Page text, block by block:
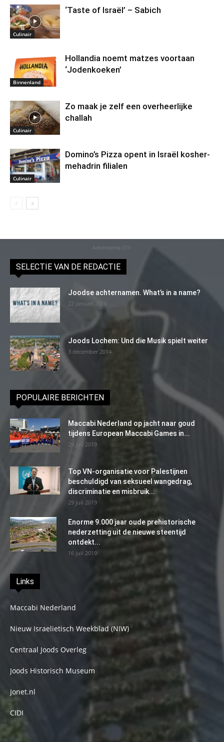
Culinair
‘Taste of Israël’ – Sabich
Binnenland
Hollandia noemt matzes voortaan
‘Jodenkoeken’
Culinair
Zo maak je zelf een overheerlijke
challah
Culinair
Domino’s Pizza opent in Israël kosher-
mehadrin filialen
Advertentie (11)
SELECTIE VAN DE REDACTIE
Joodse achternamen. What’s in a name?
22 januari 2016
Joods Lochem: Und die Musik spielt weiter
3 december 2014
POPULAIRE BERICHTEN
Maccabi Nederland op jacht naar goud
tijdens European Maccabi Games in...
29 juli 2019
Top VN-organisatie voor Palestijnen
beschuldigd van seksueel wangedrag,
discriminatie en misbruik...
29 juli 2019
Enorme 9.000 jaar oude prehistorische
nederzetting uit de nieuwe steentijd
ontdekt...
16 juli 2019
Links
Maccabi Nederland
Nieuw Israelietisch Weekblad (NIW)
Centraal Joods Overleg
Joods Historisch Museum
Jonet.nl
CIDI